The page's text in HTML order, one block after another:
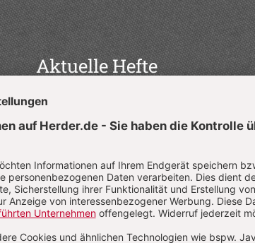
Aktuelle Hefte